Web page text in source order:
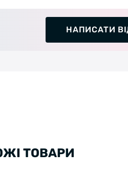
НАПИСАТИ
ТОВАРИ